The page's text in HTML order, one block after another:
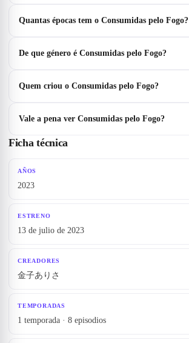
Quantas épocas tem o Consumidas pelo Fogo?
De que género é Consumidas pelo Fogo?
Quem criou o Consumidas pelo Fogo?
Vale a pena ver Consumidas pelo Fogo?
Ficha técnica
AÑOS
2023
ESTRENO
13 de julio de 2023
CREADORES
金子ありさ
TEMPORADAS
1 temporada · 8 episodios